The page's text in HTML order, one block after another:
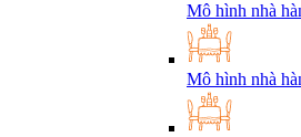
Mô hình nhà
Mô hình nhà